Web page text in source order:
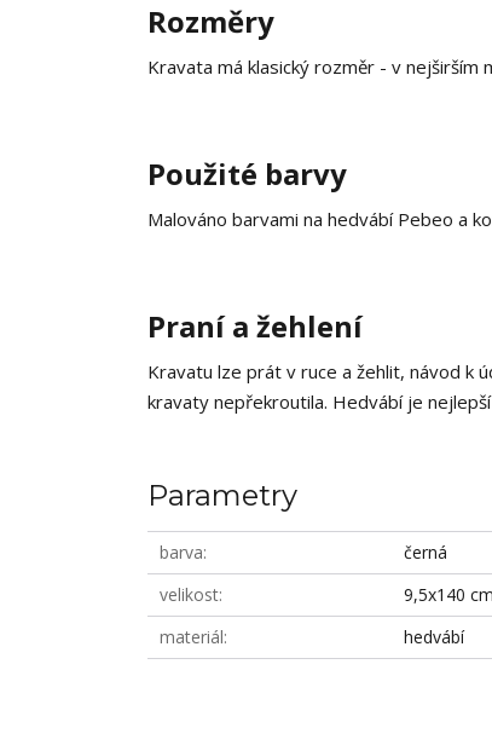
Rozměry
Kravata má klasický rozměr - v nejširším
Použité barvy
Malováno barvami na hedvábí Pebeo a
Praní a žehlení
Kravatu lze prát v ruce a žehlit, návod k
kravaty nepřekroutila. Hedvábí je
Parametry
barva
černá
velikost
9,5x140 cm
materiál
hedvábí